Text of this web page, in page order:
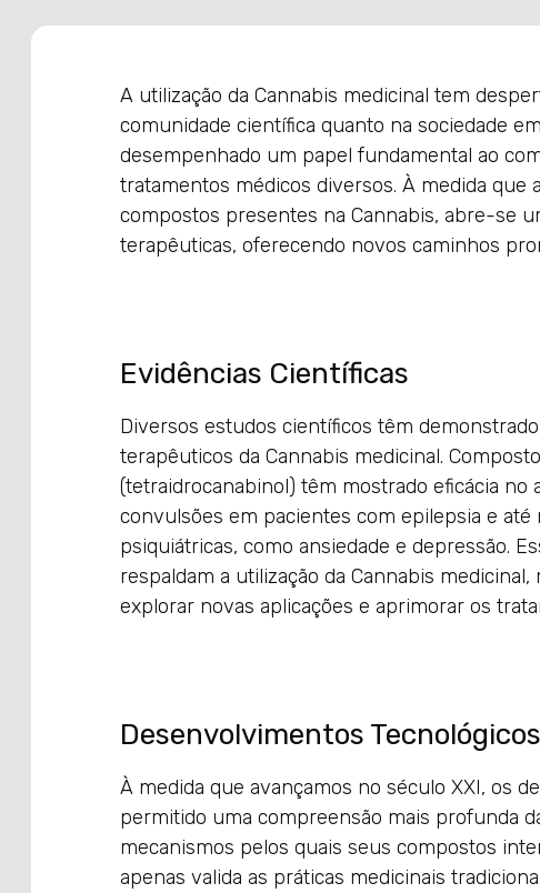
A utilização da Cannabis medicinal tem
comunidade científica quanto na sociedade
desempenhado um papel fundamental ao
tratamentos médicos diversos. À medida que
compostos presentes na Cannabis, abre-se
terapêuticas, oferecendo novos caminhos
Evidências Científicas
Diversos estudos científicos têm
terapêuticos da Cannabis medicinal.
(tetraidrocanabinol) têm mostrado eficácia no
convulsões em pacientes com epilepsia e
psiquiátricas, como ansiedade e depressão.
respaldam a utilização da Cannabis
explorar novas aplicações e aprimorar os
Desenvolvimentos
À medida que avançamos no século XXI, os
permitido uma compreensão mais profunda
mecanismos pelos quais seus compostos
apenas valida as práticas medicinais